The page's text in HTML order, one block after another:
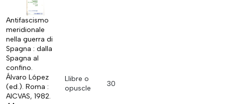
Antifascismo
meridionale
nella guerra di
Spagna : dalla
Spagna al
confino.
Álvaro López
(ed.). Roma :
AICVAS, 1982.
Llibre o
opuscle
30